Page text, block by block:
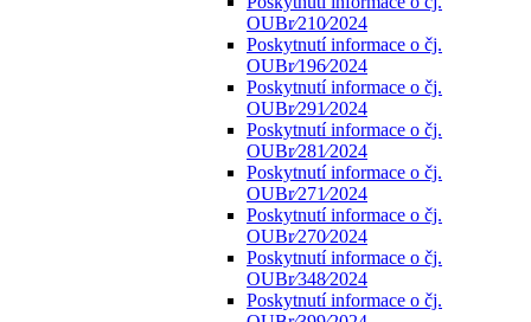
OUBr⁄210⁄2024
Poskytnutí informace o čj.
OUBr⁄196⁄2024
Poskytnutí informace o čj.
OUBr⁄291⁄2024
Poskytnutí informace o čj.
OUBr⁄281⁄2024
Poskytnutí informace o čj.
OUBr⁄271⁄2024
Poskytnutí informace o čj.
OUBr⁄270⁄2024
Poskytnutí informace o čj.
OUBr⁄348⁄2024
Poskytnutí informace o čj.